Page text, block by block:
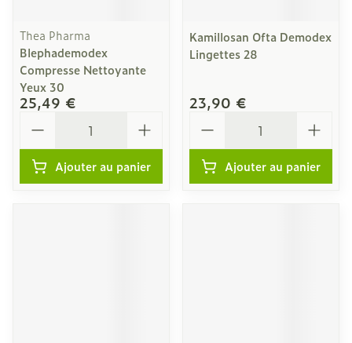
Thea Pharma
Blephademodex
Compresse Nettoyante
Yeux 30
25,49 €
Ajouter au panier
Kamillosan Ofta Demodex
Lingettes 28
23,90 €
Ajouter au panier